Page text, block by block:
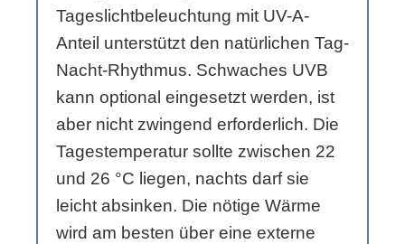
Tageslichtbeleuchtung mit UV-A-
Anteil unterstützt den natürlichen Tag-
Nacht-Rhythmus. Schwaches UVB
kann optional eingesetzt werden, ist
aber nicht zwingend erforderlich. Die
Tagestemperatur sollte zwischen 22
und 26 °C liegen, nachts darf sie
leicht absinken. Die nötige Wärme
wird am besten über eine externe